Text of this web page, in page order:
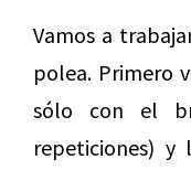
Vamos a
polea. Primero
sólo con el
repeticiones) y